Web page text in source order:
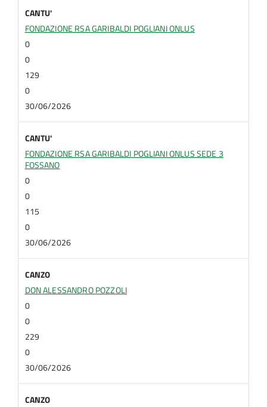
CANTU'
FONDAZIONE RSA GARIBALDI POGLIANI ONLUS
0
0
129
0
30/06/2026
CANTU'
FONDAZIONE RSA GARIBALDI POGLIANI ONLUS SEDE 3
FOSSANO
0
0
115
0
30/06/2026
CANZO
DON ALESSANDRO POZZOLI
0
0
229
0
30/06/2026
CANZO